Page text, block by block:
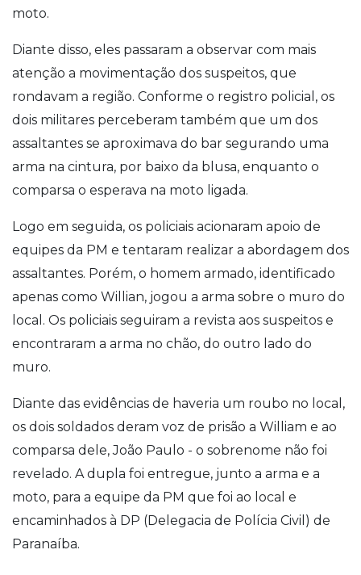
moto.
Diante disso, eles passaram a observar com mais
atenção a movimentação dos suspeitos, que
rondavam a região. Conforme o registro policial, os
dois militares perceberam também que um dos
assaltantes se aproximava do bar segurando uma
arma na cintura, por baixo da blusa, enquanto o
comparsa o esperava na moto ligada.
Logo em seguida, os policiais acionaram apoio de
equipes da PM e tentaram realizar a abordagem dos
assaltantes. Porém, o homem armado, identificado
apenas como Willian, jogou a arma sobre o muro do
local. Os policiais seguiram a revista aos suspeitos e
encontraram a arma no chão, do outro lado do
muro.
Diante das evidências de haveria um roubo no local,
os dois soldados deram voz de prisão a William e ao
comparsa dele, João Paulo - o sobrenome não foi
revelado. A dupla foi entregue, junto a arma e a
moto, para a equipe da PM que foi ao local e
encaminhados à DP (Delegacia de Polícia Civil) de
Paranaíba.